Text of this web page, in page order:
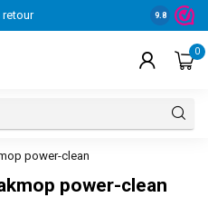
retour Voor
9.8
0
power-clean
power-clean